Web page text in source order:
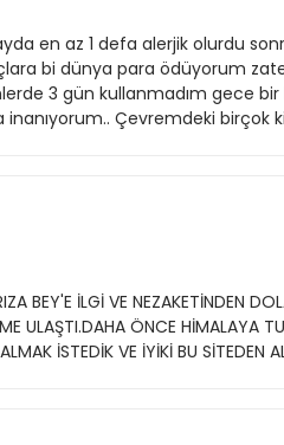
en az 1 defa alerjik olurdu
bi dünya para ödüyorum
3 gün kullanmadım gece
inanıyorum.. Çevremdeki birçok
BEY'E İLGİ VE NEZAKETİNDEN
ULAŞTI.DAHA ÖNCE HİMALAYA
İSTEDİK VE İYİKİ BU SİTEDEN